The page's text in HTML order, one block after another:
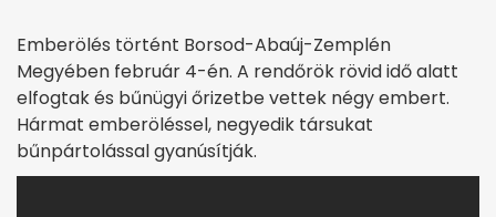
Emberölés történt Borsod-Abaúj-Zemplén
Megyében február 4-én. A rendőrök rövid idő alatt
elfogtak és bűnügyi őrizetbe vettek négy embert.
Hármat emberöléssel, negyedik társukat
bűnpártolással gyanúsítják.